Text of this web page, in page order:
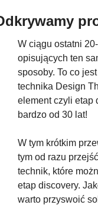
W ciągu ostatni
opisujących ten
sposoby. To co
technika Design
element czyli etap
bardzo od 30 lat!
W tym krótkim
tym od razu
technik, które
etap discovery.
warto przyswoić